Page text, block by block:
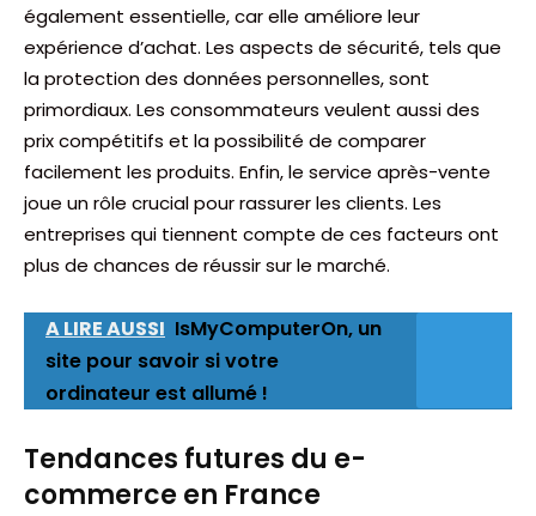
également essentielle, car elle améliore leur
expérience d’achat. Les aspects de sécurité, tels que
la protection des données personnelles, sont
primordiaux. Les consommateurs veulent aussi des
prix compétitifs et la possibilité de comparer
facilement les produits. Enfin, le service après-vente
joue un rôle crucial pour rassurer les clients. Les
entreprises qui tiennent compte de ces facteurs ont
plus de chances de réussir sur le marché.
A LIRE AUSSI IsMyComputerOn, un
site pour savoir si votre
ordinateur est allumé !
Tendances futures du e-
commerce en France